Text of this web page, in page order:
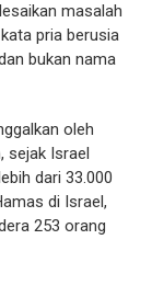
masalah
pria berusia
bukan nama
oleh
sejak Israel
dari 33.000
di Israel,
253 orang